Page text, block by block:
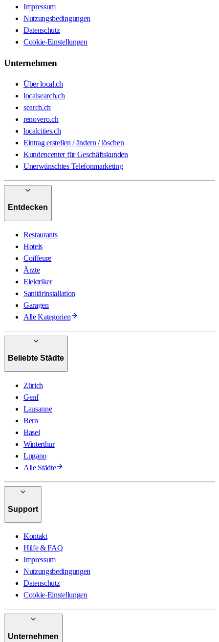
Impressum
Nutzungsbedingungen
Datenschutz
Cookie-Einstellungen
Unternehmen
Über local.ch
localsearch.ch
search.ch
renovero.ch
localcities.ch
Eintrag erstellen / ändern / löschen
Kundencenter für Geschäftskunden
Unerwünschtes Telefonmarketing
Entdecken
Restaurants
Hotels
Coiffeure
Ärzte
Elektriker
Sanitärinstallation
Garagen
Alle Kategorien
Beliebte Städte
Zürich
Genf
Lausanne
Bern
Basel
Winterthur
Lugano
Alle Städte
Support
Kontakt
Hilfe & FAQ
Impressum
Nutzungsbedingungen
Datenschutz
Cookie-Einstellungen
Unternehmen